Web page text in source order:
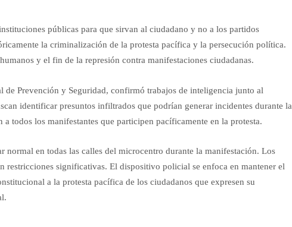
públicas para que sirvan al ciudadano y no a los partidos
la criminalización de la protesta pacífica y la persecución política.
y el fin de la represión contra manifestaciones ciudadanas.
de Prevención y Seguridad, confirmó trabajos de inteligencia junto al
identificar presuntos infiltrados que podrían generar incidentes durante la
todos los manifestantes que participen pacíficamente en la protesta.
normal en todas las calles del microcentro durante la manifestación. Los
restricciones significativas. El dispositivo policial se enfoca en mantener el
a la protesta pacífica de los ciudadanos que expresen su